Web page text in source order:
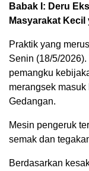
Babak I: Deru
Masyarakat
Praktik yang
Senin (18/5/
pemangku
merangsek
Gedangan.
Mesin pengeruk
semak dan
Berdasarkan